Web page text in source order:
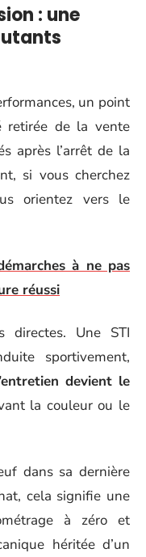
: une
un point
retirée de la vente
après l’arrêt de la
si vous cherchez
orientez vers le
à ne pas
réussi
directes. Une STI
sportivement,
devient le
la couleur ou le
dans sa dernière
cela signifie une
à zéro et
héritée d’un